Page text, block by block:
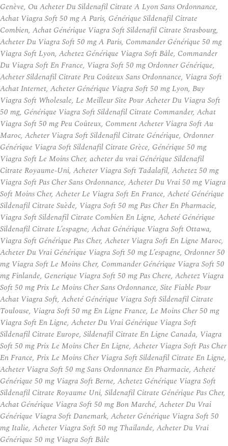
Genève, Ou Acheter Du Sildenafil Citrate A Lyon Sans Ordonnance,
Achat Viagra Soft 50 mg A Paris, Générique Sildenafil Citrate
Combien, Achat Générique Viagra Soft Sildenafil Citrate Strasbourg,
Acheter Du Viagra Soft 50 mg A Paris, Commander Générique 50 mg
Viagra Soft Lyon, Achetez Générique Viagra Soft Bâle, Commander
Du Viagra Soft En France, Viagra Soft 50 mg Ordonner Générique,
Acheter Sildenafil Citrate Peu Coûteux Sans Ordonnance, Viagra Soft
Achat Internet, Acheter Générique Viagra Soft 50 mg Lyon, Buy
Viagra Soft Wholesale, Le Meilleur Site Pour Acheter Du Viagra Soft
50 mg, Générique Viagra Soft Sildenafil Citrate Commander, Achat
Viagra Soft 50 mg Peu Coûteux, Comment Acheter Viagra Soft Au
Maroc, Acheter Viagra Soft Sildenafil Citrate Générique, Ordonner
Générique Viagra Soft Sildenafil Citrate Grèce, Générique 50 mg
Viagra Soft Le Moins Cher, acheter du vrai Générique Sildenafil
Citrate Royaume-Uni, Acheter Viagra Soft Tadalafil, Achetez 50 mg
Viagra Soft Pas Cher Sans Ordonnance, Acheter Du Vrai 50 mg Viagra
Soft Moins Cher, Acheter Le Viagra Soft En France, Acheté Générique
Sildenafil Citrate Suède, Viagra Soft 50 mg Pas Cher En Pharmacie,
Viagra Soft Sildenafil Citrate Combien En Ligne, Acheté Générique
Sildenafil Citrate L’espagne, Achat Générique Viagra Soft Ottawa,
Viagra Soft Générique Pas Cher, Acheter Viagra Soft En Ligne Maroc,
Acheter Du Vrai Générique Viagra Soft 50 mg L’espagne, Ordonner 50
mg Viagra Soft Le Moins Cher, Commander Générique Viagra Soft 50
mg Finlande, Generique Viagra Soft 50 mg Pas Chere, Achetez Viagra
Soft 50 mg Prix Le Moins Cher Sans Ordonnance, Site Fiable Pour
Achat Viagra Soft, Acheté Générique Viagra Soft Sildenafil Citrate
Toulouse, Viagra Soft 50 mg En Ligne France, Le Moins Cher 50 mg
Viagra Soft En Ligne, Acheter Du Vrai Générique Viagra Soft
Sildenafil Citrate Europe, Sildenafil Citrate En Ligne Canada, Viagra
Soft 50 mg Prix Le Moins Cher En Ligne, Acheter Viagra Soft Pas Cher
En France, Prix Le Moins Cher Viagra Soft Sildenafil Citrate En Ligne,
Acheter Viagra Soft 50 mg Sans Ordonnance En Pharmacie, Acheté
Générique 50 mg Viagra Soft Berne, Achetez Générique Viagra Soft
Sildenafil Citrate Royaume Uni, Sildenafil Citrate Générique Pas Cher,
Achat Générique Viagra Soft 50 mg Bon Marché, Acheter Du Vrai
Générique Viagra Soft Danemark, Acheter Générique Viagra Soft 50
mg Italie, Acheter Viagra Soft 50 mg Thailande, Acheter Du Vrai
Générique 50 mg Viagra Soft Bâle